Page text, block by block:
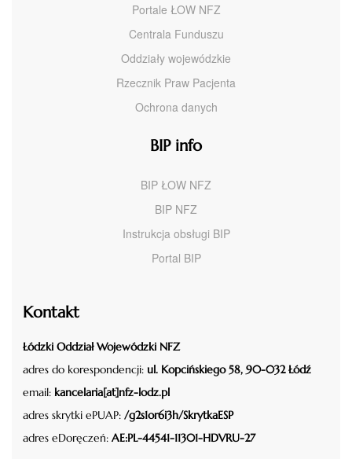
Portale ŁOW NFZ
Centrala Funduszu
Oddziały wojewódzkie
Rzecznik Praw Pacjenta
Ochrona danych
BIP info
BIP ŁOW NFZ
BIP NFZ
Instrukcja obsługi BIP
Portal BIP
Kontakt
Łódzki Oddział Wojewódzki NFZ
adres do korespondencji: ul. Kopcińskiego 58, 90-032 Łódź
email: kancelaria[at]nfz-lodz.pl
adres skrytki ePUAP: /g2s1or6i3h/SkrytkaESP
adres eDoręczeń: AE:PL-44541-11301-HDVRU-27